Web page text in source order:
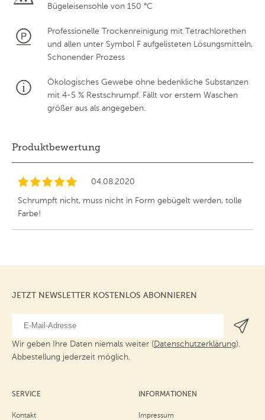
Bügeleisensohle von 150 °C
Professionelle Trockenreinigung mit Tetrachlorethen
und allen unter Symbol F aufgelisteten Lösungsmitteln,
Schonender Prozess
Ökologisches Gewebe ohne bedenkliche Substanzen
mit 4-5 % Restschrumpf. Fällt vor erstem Waschen
größer aus als angegeben.
Produktbewertung
04.08.2020
Schrumpft nicht, muss nicht in Form gebügelt werden, tolle
Farbe!
JETZT NEWSLETTER KOSTENLOS ABONNIEREN
Wir geben Ihre Daten niemals weiter (Datenschutzerklärung).
Abbestellung jederzeit möglich.
SERVICE
Kontakt
INFORMATIONEN
Impressum